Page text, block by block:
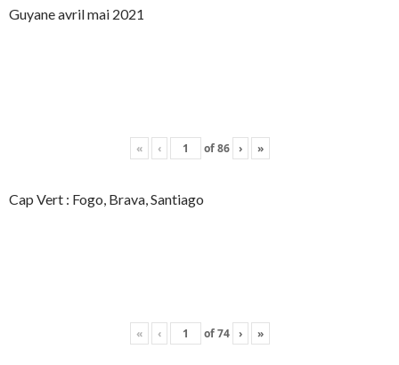
Guyane avril mai 2021
« ‹ of86 › »
Cap Vert : Fogo, Brava, Santiago
« ‹ of74 › »